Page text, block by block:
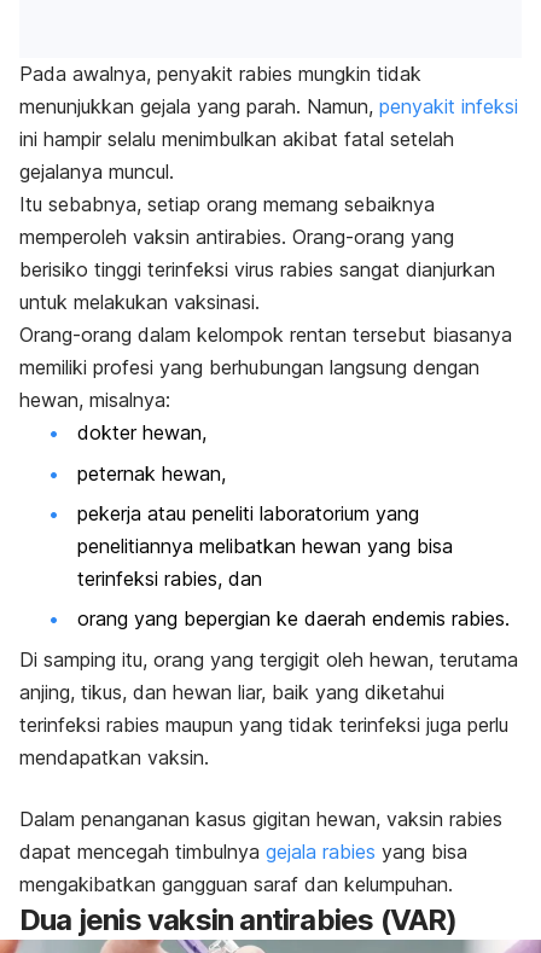
Pada awalnya, penyakit rabies mungkin tidak
menunjukkan gejala yang parah. Namun, penyakit infeksi
ini hampir selalu menimbulkan akibat fatal setelah
gejalanya muncul.
Itu sebabnya, setiap orang memang sebaiknya
memperoleh vaksin antirabies. Orang-orang yang
berisiko tinggi terinfeksi virus rabies sangat dianjurkan
untuk melakukan vaksinasi.
Orang-orang dalam kelompok rentan tersebut biasanya
memiliki profesi yang berhubungan langsung dengan
hewan, misalnya:
dokter hewan,
peternak hewan,
pekerja atau peneliti laboratorium yang
penelitiannya melibatkan hewan yang bisa
terinfeksi rabies, dan
orang yang bepergian ke daerah endemis rabies.
Di samping itu, orang yang tergigit oleh hewan, terutama
anjing, tikus, dan hewan liar, baik yang diketahui
terinfeksi rabies maupun yang tidak terinfeksi juga perlu
mendapatkan vaksin.
Dalam penanganan kasus gigitan hewan, vaksin rabies
dapat mencegah timbulnya gejala rabies yang bisa
mengakibatkan gangguan saraf dan kelumpuhan.
Dua jenis vaksin antirabies (VAR)